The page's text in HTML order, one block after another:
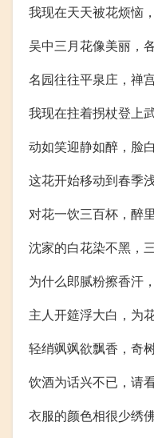
我现在天天被花烦恼
吴中三月花像美丽，
名园往往平泉庄，禅
我现在拄着拐杖登上
动如笑迎静如醉，脸
这花开始移动到春季
对花一饮三百杯，醉
沈家的白花染不黑，
为什么郎腻粉擦香汗
主人开筵浮大白，为
轻绡飒飒欲飘香，奇
饮酒为话兴不已，请
衣服的颜色相很少绣